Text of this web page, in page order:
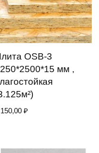
OSB-3
мм ,
150,00₽